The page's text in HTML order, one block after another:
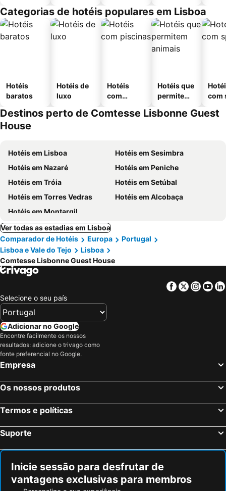
Categorias de hotéis populares em Lisboa
Hotéis
baratos
Hotéis de
luxo
Hotéis
com
Hotéis que
permitem
com
Destinos perto de Comtesse Lisbonne Guest
House
Hotéis em Lisboa
Hotéis em Sesimbra
Hotéis em Nazaré
Hotéis em Peniche
Hotéis em Tróia
Hotéis em Setúbal
Hotéis em Torres Vedras
Hotéis em Alcobaça
Hotéis em Montargil
Ver todas as estadias em Lisboa
Comparador de Hotéis
Europa
Portugal
Lisboa e Vale do Tejo
Lisboa
Comtesse Lisbonne Guest House
Facebook
Twitter
Selecione o seu país
Adicionar no Google
Encontre facilmente os nossos
resultados: adicione o trivago como
fonte preferencial no Google.
Empresa
Os nossos produtos
Termos e políticas
Suporte
Inicie sessão para desfrutar de
vantagens exclusivas para membros